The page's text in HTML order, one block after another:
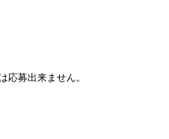
応募出来ません。